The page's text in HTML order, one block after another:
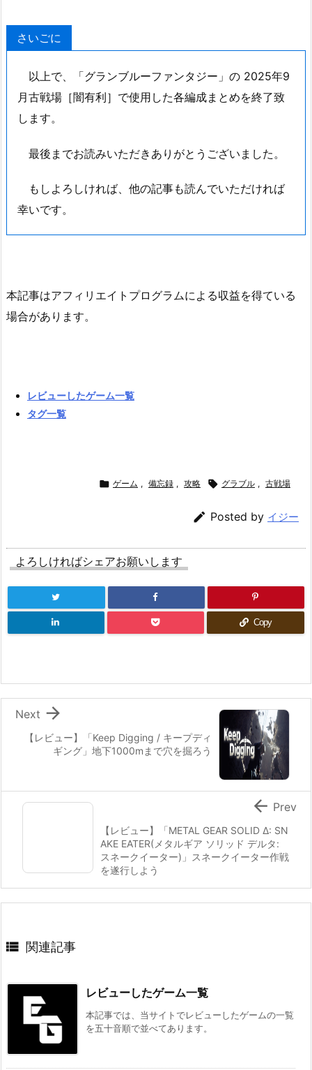
さいごに
以上で、「グランブルーファンタジー」の 2025年9
月古戦場［闇有利］で使用した各編成まとめを終了致
します。
最後までお読みいただきありがとうございました。
もしよろしければ、他の記事も読んでいただければ
幸いです。
本記事はアフィリエイトプログラムによる収益を得ている
場合があります。
レビューしたゲーム一覧
タグ一覧
 ゲーム , 備忘録 , 攻略  グラブル , 古戦場
 Posted by イジー
よろしければシェアお願いします
Copy
【レビュー】「Keep Digging / キープディ
ギング」地下1000mまで穴を掘ろう

Next
【レビュー】「METAL GEAR SOLID Δ: SN
AKE EATER(メタルギア ソリッド デルタ:
スネークイーター)」スネークイーター作戦
を遂行しよう
 Prev
 関連記事
レビューしたゲーム一覧
本記事では、当サイトでレビューしたゲームの一覧
を五十音順で並べてあります。